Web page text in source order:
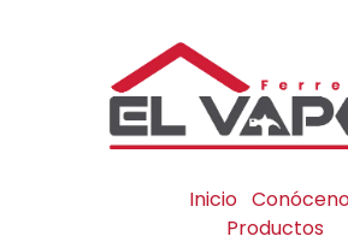
Inicio
Productos